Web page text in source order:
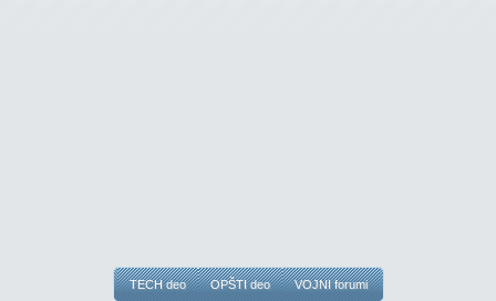
TECH deo OPŠTI deo VOJNI forumi